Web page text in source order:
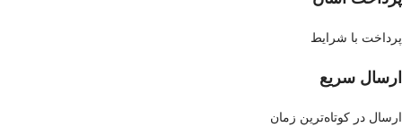
پرداخت با شرایط
ارسال سریع
ارسال در کوتاه‌ترین زمان